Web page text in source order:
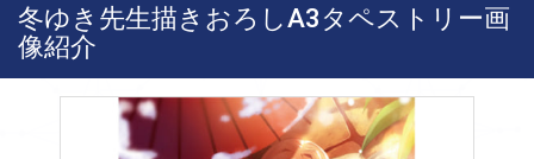
冬ゆき先生描きおろしA3タペストリー画
像紹介